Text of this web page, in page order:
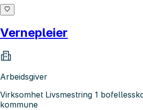
Vernepleier
Arbeidsgiver
Virksomhet Livsmestring 1
kommune